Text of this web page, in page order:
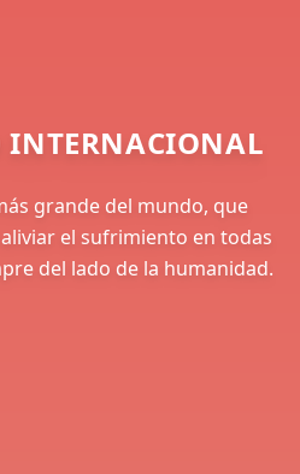
grande del mundo, que
el sufrimiento en todas
del lado de la humanidad.